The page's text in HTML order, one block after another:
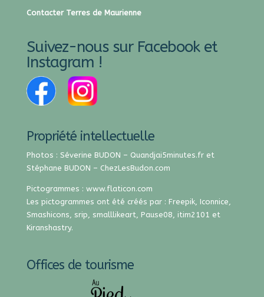
Contacter Terres de Maurienne
Suivez-nous sur Facebook et
Instagram !
Propriété intellectuelle
Photos : Séverine BUDON – Quandjai5minutes.fret
Stéphane BUDON – ChezLesBudon.com
Pictogrammes : www.flaticon.com
Les pictogrammes ont été créés par : Freepik, Iconnice,
Smashicons, srip, smalllikeart, Pause08, itim2101 et
Kiranshastry.
Offices de tourisme